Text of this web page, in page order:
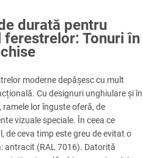
durată pentru
ferestrelor: Tonuri în
moderne depășesc cu mult
Cu designuri unghiulare și în
ramele lor înguste oferă, de
vizuale speciale. În ceea ce
de ceva timp este greu de evitat o
antracit (RAL 7016). Datorită